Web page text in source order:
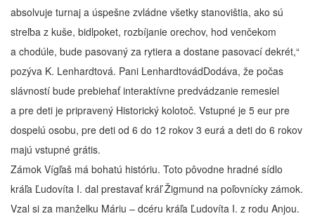
absolvuje turnaj a úspešne zvládne všetky stanovištia, ako sú
streľba z kuše, bidlpoket, rozbíjanie orechov, hod venčekom
a chodúle, bude pasovaný za rytiera a dostane pasovací dekrét,“
pozýva K. Lenhardtová. Pani LenhardtovádDodáva, že počas
slávností bude prebiehať interaktívne predvádzanie remesiel
a pre deti je pripravený Historický kolotoč. Vstupné je 5 eur pre
dospelú osobu, pre deti od 6 do 12 rokov 3 eurá a deti do 6 rokov
majú vstupné grátis.
Zámok Vígľaš má bohatú históriu. Toto pôvodne hradné sídlo
kráľa Ľudovíta I. dal prestavať kráľ Žigmund na poľovnícky zámok.
Vzal si za manželku Máriu – dcéru kráľa Ľudovíta I. z rodu Anjou.